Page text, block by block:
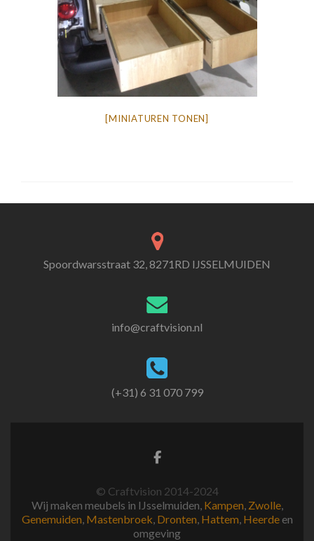
[MINIATUREN TONEN]
Spoordwarsstraat 32, 8271RD IJSSELMUIDEN
info@craftvision.nl
(+31) 6 31 070 799
© Craftvision 2014-2024
Wij maken meubels in IJsselmuiden, Kampen, Zwolle,
Genemuiden, Mastenbroek, Dronten, Hattem, Heerdeen
omgeving